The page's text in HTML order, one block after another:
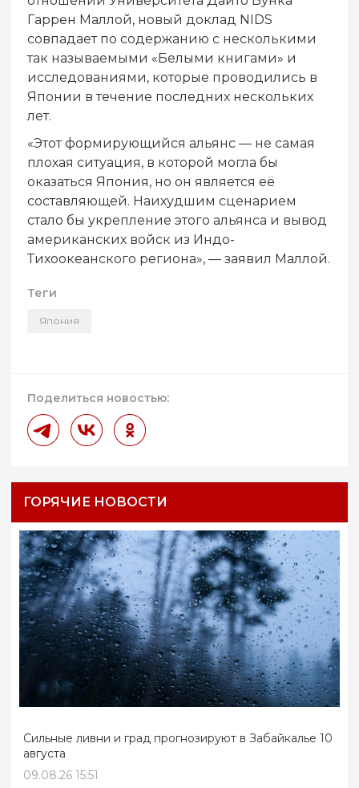
Гаррен Маллой, новый доклад NIDS
совпадает по содержанию с несколькими
так называемыми «Белыми книгами» и
исследованиями, которые проводились в
Японии в течение последних нескольких
лет.
«Этот формирующийся альянс — не самая
плохая ситуация, в которой могла бы
оказаться Япония, но он является её
составляющей. Наихудшим сценарием
стало бы укрепление этого альянса и вывод
американских войск из Индо-
Тихоокеанского региона», — заявил Маллой.
Теги
Япония
Поделиться новостью:
ГОРЯЧИЕ НОВОСТИ
Сильные ливни и град прогнозируют в Забайкалье 10
августа
09.08.26 15:51